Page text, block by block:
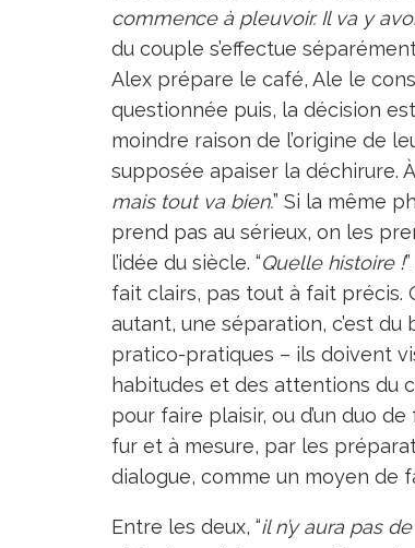
commence à pleuvoir. Il va y
du couple s’effectue
Alex prépare le café, Ale le
questionnée puis, la décision
moindre raison de l’origine de
supposée apaiser la déchirure.
mais tout va bien.” Si la même
prend pas au sérieux, on les
l’idée du siècle. “Quelle histoire !
fait clairs, pas tout à fait précis.
autant, une séparation, c’est
pratico-pratiques – ils doivent
habitudes et des attentions du
pour faire plaisir, ou d’un duo
fur et à mesure, par les
dialogue, comme un moyen de
Entre les deux, “il n’y aura pas